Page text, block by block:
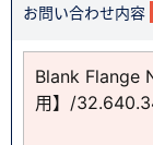
お問い合わせ内容